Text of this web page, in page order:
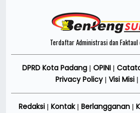
Terdaftar Administrasi dan Faktaul
DPRD Kota Padang| OPINI
Privacy Policy| Visi Misi
Redaksi| Kontak| Berlangganan|